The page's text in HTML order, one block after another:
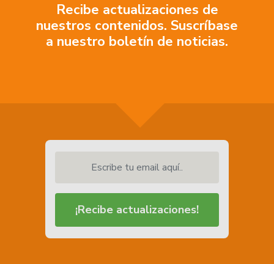
Recibe actualizaciones de
nuestros contenidos. Suscríbase
a nuestro boletín de noticias.
¡Recibe actualizaciones!